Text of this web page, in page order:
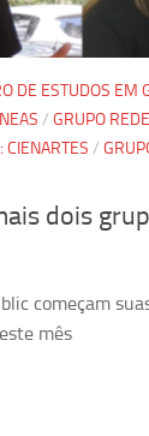
dos Santos
Sabático
Rosa Pereira de Lima
Eduardo Seron
Silveira Porto
DE ESTUDOS EM
/ GRUPO
CIENARTES /
dois
começam
mês